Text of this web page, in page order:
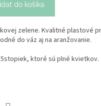
do košíka
zelene. Kvalitné plastové
do váz aj na aranžovanie.
ktoré sú plné kvietkov.